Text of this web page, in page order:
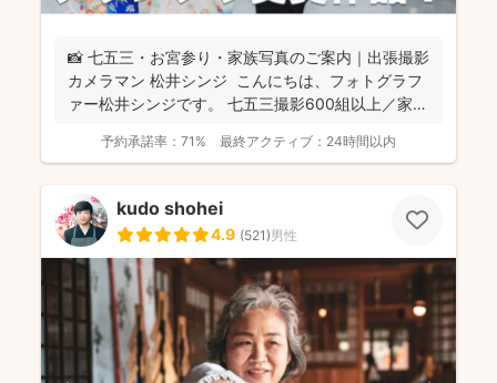
📸 七五三・お宮参り・家族写真のご案内｜出張撮影
カメラマン 松井シンジ こんにちは、フォトグラフ
ァー松井シンジです。 七五三撮影600組以上／家
予約承諾率： 71% 最終アクティブ： 24時間以内
kudo shohei
4.9 (521)男性